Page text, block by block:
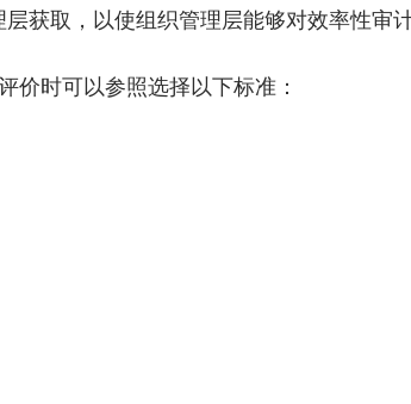
取，以使组织管理层能够对效率性审计
时可以参照选择以下标准：